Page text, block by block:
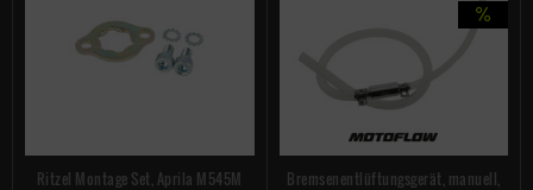
Ritzel Montage Set, Aprila M545M
Bremsenentlüftungsgerät, manuell,